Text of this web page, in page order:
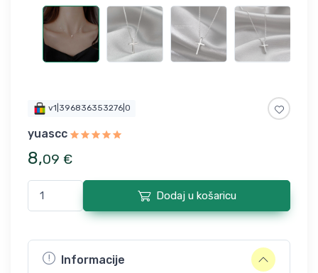
v1|396836353276|0
yuascc
8,09 €
Dodaj u košaricu
Informacije